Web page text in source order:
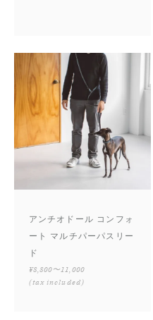
アンチオドール コンフォ
ート マルチパーパスリー
ド
¥8,800〜11,000
(tax included)